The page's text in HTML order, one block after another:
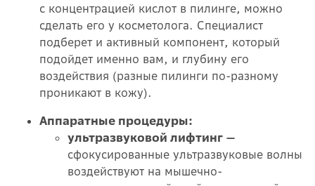
с концентрацией кислот в пилинге, можно
сделать его у косметолога. Специалист
подберет и активный компонент, который
подойдет именно вам, и глубину его
воздействия (разные пилинги по-разному
проникают в кожу).
Аппаратные процедуры:
ультразвуковой лифтинг —
сфокусированные ультразвуковые волны
воздействуют на мышечно-